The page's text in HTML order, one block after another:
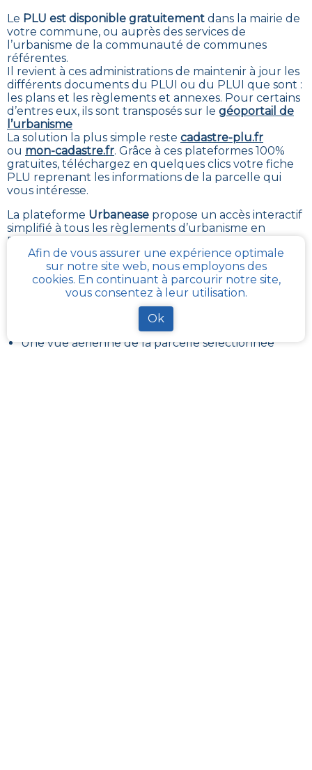
Le PLU est disponible gratuitement dans la mairie de
votre commune, ou auprès des services de
l’urbanisme de la communauté de communes
référentes.
Il revient à ces administrations de maintenir à jour les
différents documents du PLUI ou du PLUI que sont :
les plans et les règlements et annexes. Pour certains
d’entres eux, ils sont transposés sur le géoportail de
l’urbanisme
La solution la plus simple reste cadastre-plu.fr
ou mon-cadastre.fr. Grâce à ces plateformes 100%
gratuites, téléchargez en quelques clics votre fiche
PLU reprenant les informations de la parcelle qui
vous intéresse.
La plateforme Urbanease propose un accès interactif
simplifié à tous les règlements d’urbanisme en
France mais réservé uniquement aux professionnels
du secteur immobilier
La fiche synthétiquecadastre-plu.fr pour la parcelle
que vous aurez sélectionné dans la commune
vous permets de consulter gratuitement les
Une vue aérienne de la parcelle sélectionnée
Afin de vous assurer une expérience optimale
sur notre site web, nous employons des
cookies. En continuant à parcourir notre site,
vous consentez à leur utilisation.
Ok